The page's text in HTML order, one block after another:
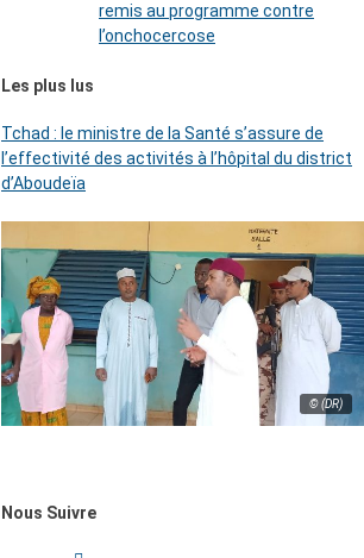
remis au programme contre
l’onchocercose
Les plus lus
Tchad : le ministre de la Santé s’assure de
l’effectivité des activités à l’hôpital du district
d’Aboudeïa
© (DR)
Nous Suivre